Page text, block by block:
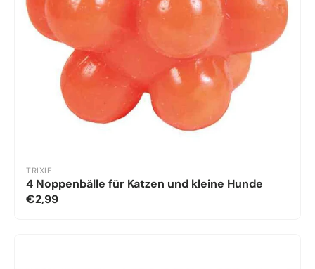
TRIXIE
4 Noppenbälle für Katzen und kleine Hunde
€2,99